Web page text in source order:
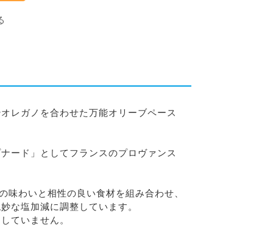
レガノを合わせた万能オリーブペース
ード」としてフランスのプロヴァンス
わいと相性の良い食材を組み合わせ、
な塩加減に調整しています。
ていません。